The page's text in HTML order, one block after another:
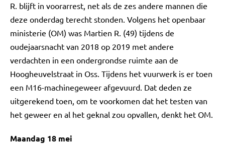
R. blijft in voorarrest, net als de zes andere mannen die
deze onderdag terecht stonden. Volgens het openbaar
ministerie (OM) was Martien R. (49) tijdens de
oudejaarsnacht van 2018 op 2019 met andere
verdachten in een ondergrondse ruimte aan de
Hoogheuvelstraat in Oss. Tijdens het vuurwerk is er toen
een M16-machinegeweer afgevuurd. Dat deden ze
uitgerekend toen, om te voorkomen dat het testen van
het geweer en al het geknal zou opvallen, denkt het OM.
Maandag 18 mei